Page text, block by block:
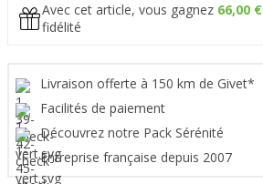
Avec cet article, vous gagnez 66,00 €
fidélité
Livraison offerte à 150 km de Givet*
Facilités de paiement
Découvrez notre Pack Sérénité
Entreprise française depuis 2007